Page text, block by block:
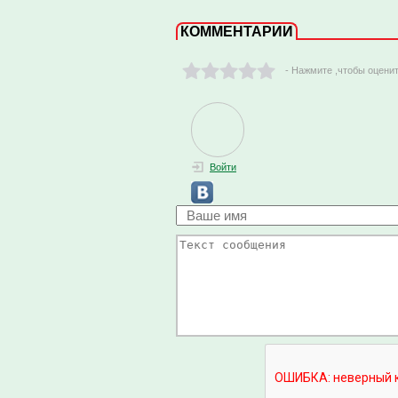
КОММЕНТАРИИ
- Нажмите ,чтобы
Войти